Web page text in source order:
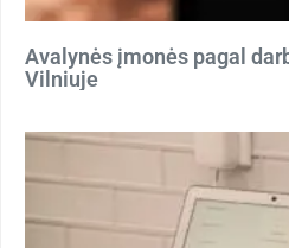
Avalynės įmonės pagal
Vilniuje